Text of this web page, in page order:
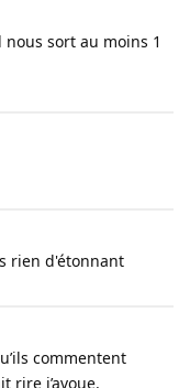
sort au moins 1
rien d'étonnant
commentent
rire j’avoue.